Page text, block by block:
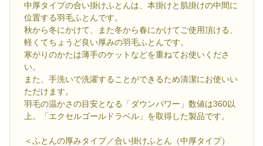
中厚タイプの合い掛けふとんは、本掛けと肌掛けの中間に
位置する羽毛ふとんです。
秋から冬にかけて、また冬から春にかけてご使用頂ける、
軽くてちょうど良い厚みの羽毛ふとんです。
寒がりのかたは薄手のケットなどを重ねてお使いくださ
い。
また、手洗いで洗濯することができるため清潔にお使いい
ただけます。
羽毛の温かさの目安となる「ダウンパワー」数値は360以
上。「エクセルゴールドラベル」を取得した製品です。
＜ふとんの厚みタイプ／合い掛けふとん（中厚タイプ）